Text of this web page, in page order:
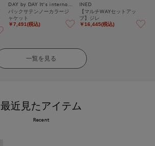
バックサテンノーカラージ
ャケット
￥7,491(税込)
INED
【マルチWAYセットアッ
プ】ジレ
￥16,445(税込)
一覧を見る
最近見たアイテム
Recent